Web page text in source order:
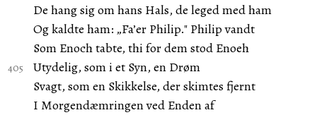
De hang sig om hans Hals, de leged med ham
Og kaldte ham: „Fa’er Philip." Philip vandt
Som Enoch tabte, thi for dem stod Enoeh
Utydelig, som i et Syn, en Drøm
Svagt, som en Skikkelse, der skimtes fjernt
I Morgendæmringen ved Enden af